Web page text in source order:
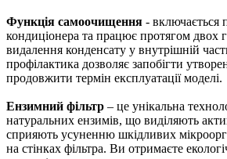
Функція самоочищення - включається
кондиціонера та працює протягом двох
видалення конденсату у внутрішній
профілактика дозволяє запобігти
продовжити термін експлуатації моделі.
Ензимний фільтр – це унікальна
натуральних ензимів, що виділяють
сприяють усуненню шкідливих
на стінках фільтра. Ви отримаєте